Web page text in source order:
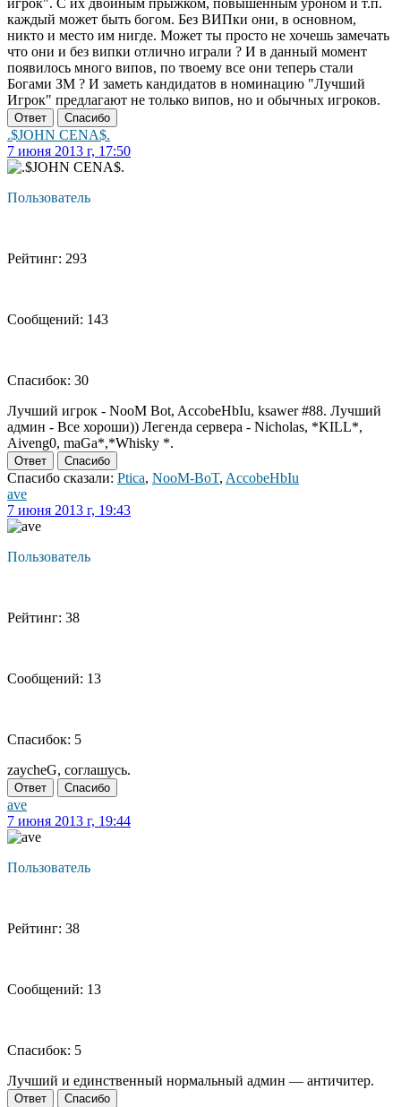
игрок". С их двойным прыжком, повышенным уроном и т.п.
каждый может быть богом. Без ВИПки они, в основном,
никто и место им нигде. Может ты просто не хочешь замечать
что они и без випки отлично играли ? И в данный момент
появилось много випов, по твоему все они теперь стали
Богами ЗМ ? И заметь кандидатов в номинацию "Лучший
Игрок" предлагают не только випов, но и обычных игроков.
Ответ Спасибо
.$JOHN CENA$.
7 июня 2013 г, 17:50
Пользователь
Рейтинг: 293
Сообщений: 143
Спасибок: 30
Лучший игрок - NooM Bot, AccobeHbIu, ksawer #88. Лучший
админ - Все хороши)) Легенда сервера - Nicholas, *KILL*,
Aiveng0, maGa*,*Whisky *.
Ответ Спасибо
Спасибо сказали: Ptica, NooM-BoT, AccobeHbIu
ave
7 июня 2013 г, 19:43
Пользователь
Рейтинг: 38
Сообщений: 13
Спасибок: 5
zaycheG, соглашусь.
Ответ Спасибо
ave
7 июня 2013 г, 19:44
Пользователь
Рейтинг: 38
Сообщений: 13
Спасибок: 5
Лучший и единственный нормальный админ — античитер.
Ответ Спасибо